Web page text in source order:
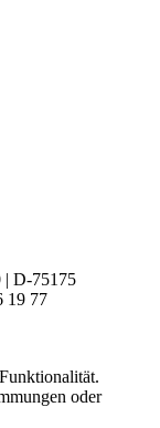
| D-75175
19 77
oder